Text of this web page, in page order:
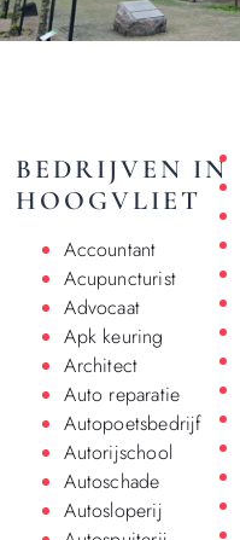
BEDRIJVEN IN
HOOGVLIET
Accountant
Acupuncturist
Advocaat
Apk keuring
Architect
Auto reparatie
Autopoetsbedrijf
Autorijschool
Autoschade
Autosloperij